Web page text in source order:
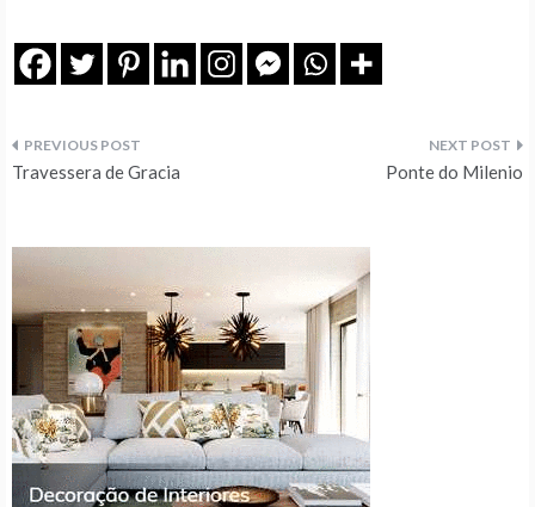
Navegação
artigos
Travessera de Gracia Ponte do Milenio